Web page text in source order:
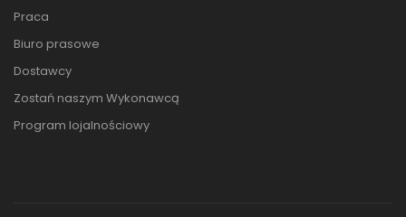
Praca
Biuro prasowe
Dostawcy
Zostań naszym Wykonawcą
Program lojalnościowy